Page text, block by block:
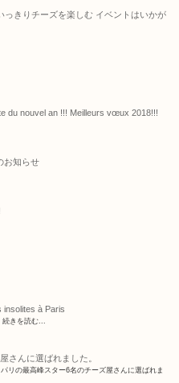
っきりチーズを楽しむ イベントはいかが
du nouvel an !!! Meilleurs vœux 2018!!!
お知らせ
insolites à Paris
きを読む...
さんに選ばれました。
リの最高峰スター6名のチーズ屋さんに選ばれま